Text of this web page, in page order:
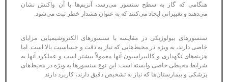
هنگامی که گاز به سطح سنسور می‌رسد، آنزیم‌ها با آن واکنش نشان
می‌دهند و تغییراتی ایجاد می‌کنند که به عنوان هشدار خطر ثبت می‌شود.
سنسورهای بیولوژیکی در مقایسه با سنسورهای الکتروشیمیایی مزایای
خاصی دارند، به ویژه در محیط‌هایی که نیاز به دقت و حساسیت بالا است. اما
هزینه‌های نگهداری و کالیبراسیون آنها معمولاً بیشتر است و عملکرد آنها به
شرایط محیطی خاصی وابسته است. این نوع سنسورها به ویژه در محیط‌های
پزشکی و بیمارستان‌ها که نیاز به تشخیص دقیق دارند، کاربرد دارند.